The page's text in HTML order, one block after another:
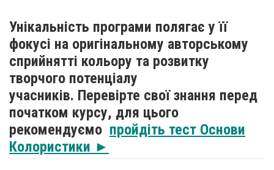
Унікальність програми полягає у її
фокусі на оригінальному авторському
сприйнятті кольору та розвитку
творчого потенціалу
учасників. Перевірте свої знання перед
початком курсу, для цього
рекомендуємо пройдіть тест Основи
Колористики ►